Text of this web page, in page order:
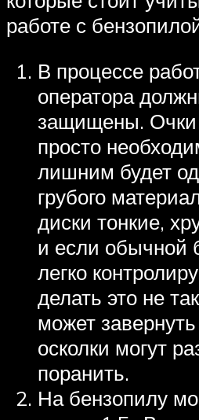
работе с
В процессе
оператора
защищены. Очки
просто
лишним будет
грубого
диски тонкие,
и если обычной
легко
делать это не
может
осколки могут
поранить.
На бензопилу